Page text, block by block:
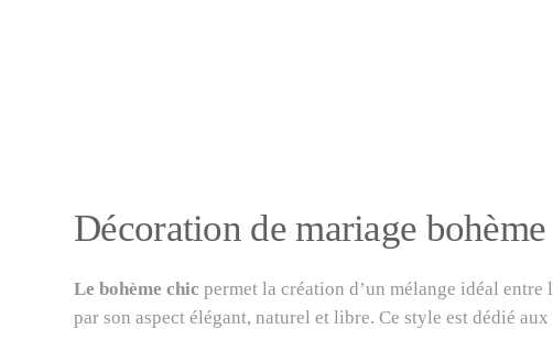
Décoration de mariage
Le bohème chic permet la création d’un mélange idéal
par son aspect élégant, naturel et libre. Ce style est dédié